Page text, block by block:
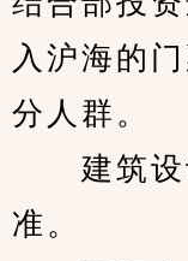
入沪海的
分人群。
建筑设
准。